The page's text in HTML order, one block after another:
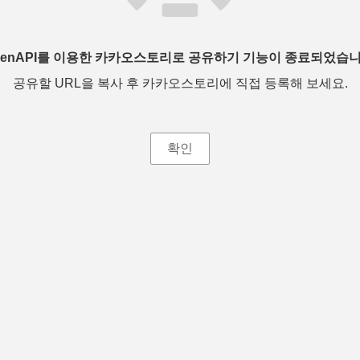
를 이용한 카카오스토리로 공유하기 기능이 종료되었습
공유할 URL을 복사 후 카카오스토리에 직접 등록해 보세요.
확인